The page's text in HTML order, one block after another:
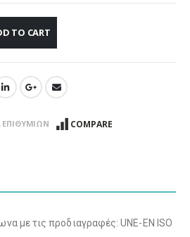
TO CART
COMPARE
με τις προδιαγραφές: UNE-EN ISO